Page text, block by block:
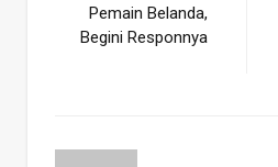
Pemain Belanda,
Begini Responnya